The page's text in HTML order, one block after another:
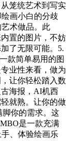
笼统艺术到写实
画小白的分歧
术做品。此
置的图片，不妨
了无限可能。5.
款简单易用的图
业性来看，做为
让你轻松踏入数
海报，AI机西
就熟。让你的做
脚你的需求。这
是一款充满
、体验绘画乐